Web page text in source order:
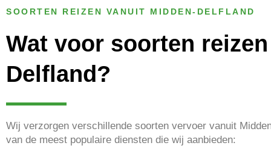
SOORTEN REIZEN VANUIT MIDDEN-DELFLAND
Wat voor soorten
Delfland?
Wij verzorgen verschillende soorten vervoer vanuit
van de meest populaire diensten die wij aanbieden: